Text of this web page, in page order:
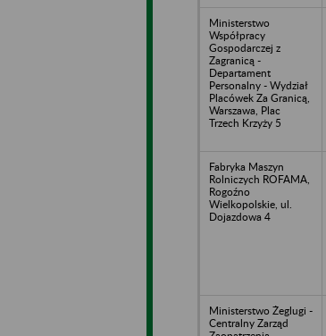
Ministerstwo
Współpracy
Gospodarczej z
Zagranicą -
Departament
Personalny - Wydział
Placówek Za Granicą,
Warszawa, Plac
Trzech Krzyży 5
Fabryka Maszyn
Rolniczych ROFAMA,
Rogoźno
Wielkopolskie, ul.
Dojazdowa 4
Ministerstwo Żeglugi -
Centralny Zarząd